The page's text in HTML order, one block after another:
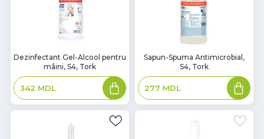
В
наличии
Dezinfectant Gel-Alcool pentru
mâini, S4, Tork
342 MDL
Adaugă
în
coș
ВSapun-Spuma Antimicrobial,
S4, Tork
277 MDL
Adaugă
în
coș